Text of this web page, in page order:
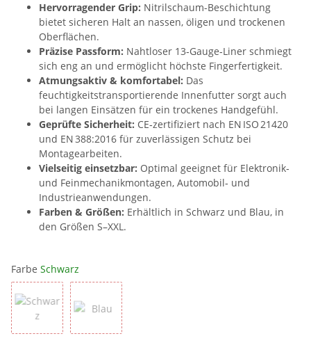
Hervorragender Grip: Nitrilschaum-Beschichtung
bietet sicheren Halt an nassen, öligen und trockenen
Oberflächen.
Präzise Passform: Nahtloser 13‑Gauge‑Liner schmiegt
sich eng an und ermöglicht höchste Fingerfertigkeit.
Atmungsaktiv & komfortabel: Das
feuchtigkeitstransportierende Innenfutter sorgt auch
bei langen Einsätzen für ein trockenes Handgefühl.
Geprüfte Sicherheit: CE‑zertifiziert nach EN ISO 21420
und EN 388:2016 für zuverlässigen Schutz bei
Montagearbeiten.
Vielseitig einsetzbar: Optimal geeignet für Elektronik‑
und Feinmechanikmontagen, Automobil‑ und
Industrieanwendungen.
Farben & Größen: Erhältlich in Schwarz und Blau, in
den Größen S–XXL.
Farbe Schwarz